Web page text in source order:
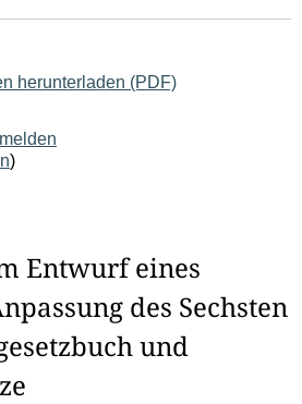
herunterladen (PDF)
)
Entwurf eines
des Sechsten
und